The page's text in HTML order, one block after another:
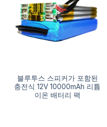
블루투스 스피커가 포함된
충전식 12V 10000mAh 리튬
이온 배터리 팩